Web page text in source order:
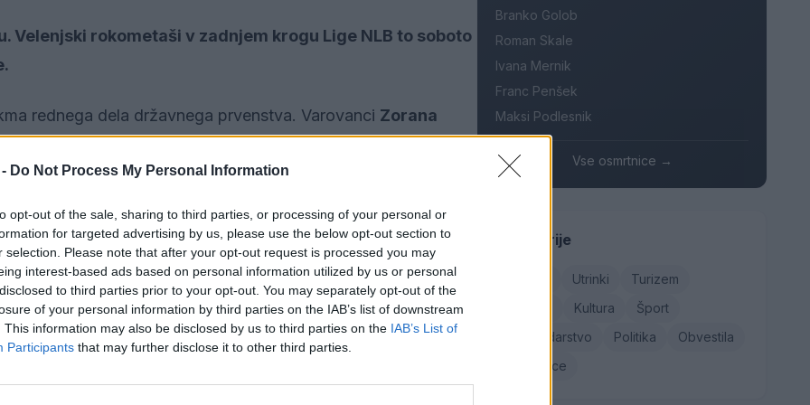
Do Not Process My Personal Information
opt-out of the sale, sharing to third parties, or processing of your personal or
for targeted advertising by us, please use the below opt-out section to
selection. Please note that after your opt-out request is processed you may
interest-based ads based on personal information utilized by us or personal
to third parties prior to your opt-out. You may separately opt-out of the
of your personal information by third parties on the IAB’s list of downstream
This information may also be disclosed by us to third parties on the IAB’s List of
Participants that may further disclose it to other third parties.
Velenjski rokometaši v zadnjem krogu Lige NLB to soboto
rednega dela državnega prvenstva. Varovanci Zorana
zmag, štiri poraze, dvakrat pa so si točke s tekmeci
na lestvici Lige NLB (32 točk), zaostajajo le točko za
v domači dvorani so konec januarja slavile z visokih 41:25.
predstave – Mariboru so odščipnili točko, se v
ribniškim rokometašem, na četrtfinalni tekmi
prebili na finalni turnir Pokala Slovenije. Velenjčani se
Stična (tekma se prične ob 19.00) izredno zahtevno, pred
točka.
Branko Golob
Roman Skale
Ivana Mernik
Franc Penšek
Maksi Podlesnik
Vse osmrtnice →
Kategorije
Utrinki
Turizem
Kultura
Šport
Gospodarstvo
Politika
Obvestila
Osmrtnice